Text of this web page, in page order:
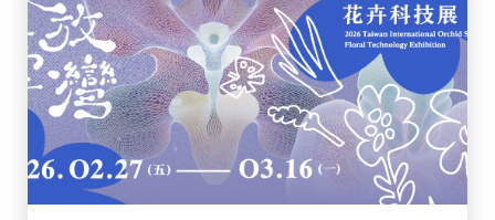
Pameran Anggrek Internasional Taiwan
dan Teknologi Florikultura 2026 Resmi
Dibuka dengan Keindahan yang Mekar
Sempurna!